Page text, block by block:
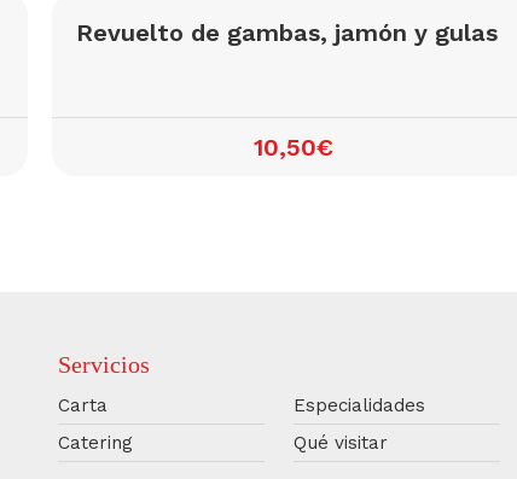
Revuelto de gambas, jamón y gulas
10,50€
Servicios
Carta
Especialidades
Catering
Qué visitar